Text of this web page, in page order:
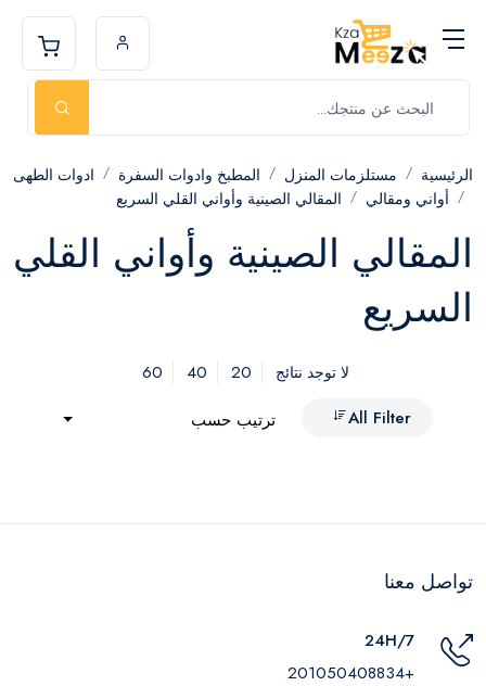
الرئيسية مستلزمات المنزل المطبخ وادوات السفرة
ادوات الطهى
أواني ومقالي
المقالي الصينية وأواني القلي السريع
المقالي الصينية وأواني القلي
السريع
لا توجد نتائج 20
40
60
All Filter
ترتيب حسب
تواصل معنا
24H/7
+201050408834